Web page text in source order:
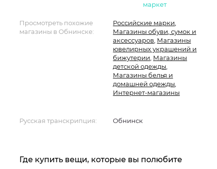
маркет
Просмотреть похожие
магазины в Обнинске:
Российские марки
Магазины обуви, сумок и
аксессуаров Магазины
ювелирных украшений и
бижутерии Магазины
детской одежды
Магазины белья и
домашней одежды
Интернет-магазины
Русская транскрипция: Обнинск
Где купить вещи, которые вы полюбите